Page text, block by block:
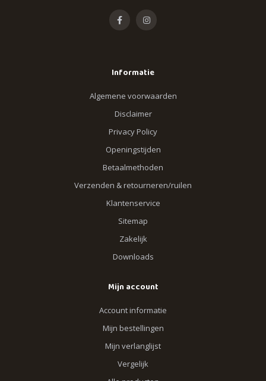
Informatie
Algemene voorwaarden
Disclaimer
Privacy Policy
Openingstijden
Betaalmethoden
Verzenden & retourneren/ruilen
Klantenservice
Sitemap
Zakelijk
Downloads
Mijn account
Account informatie
Mijn bestellingen
Mijn verlanglijst
Vergelijk